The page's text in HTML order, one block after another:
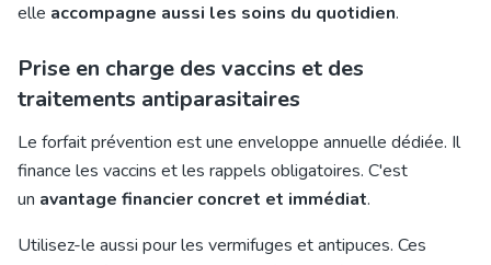
elle accompagne aussi les soins du quotidien.
Prise en charge des vaccins et des
traitements antiparasitaires
Le forfait prévention est une enveloppe annuelle dédiée. Il
finance les vaccins et les rappels obligatoires. C'est
un avantage financier concret et immédiat.
Utilisez-le aussi pour les vermifuges et antipuces. Ces